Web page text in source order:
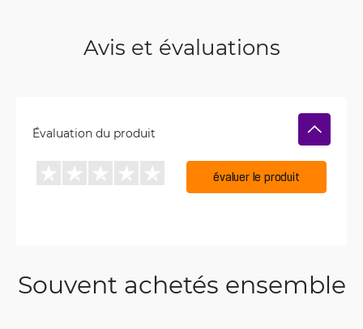
Avis et évaluations
Évaluation du produit
évaluer le produit
Souvent achetés ensemble